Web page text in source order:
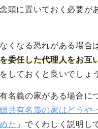
頭に置いておく必要が
くなる恐れがある場合
委任した代理人をお互
をしておくと良いでしょ
名義の家がある場合に
共有名義の家はどうや
た 」でくわしく説明し